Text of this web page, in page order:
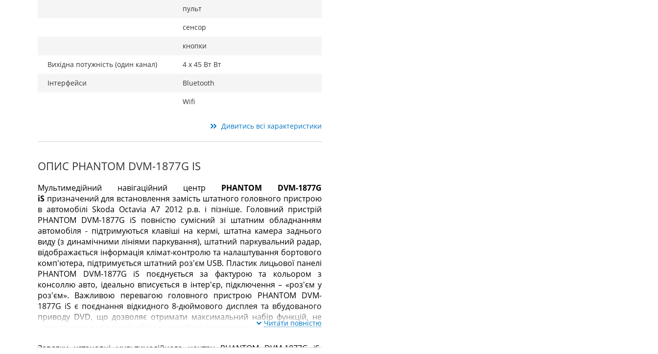
пульт
сенсор
кнопки
Вихідна потужність (один канал)
4 х 45 Вт Вт
Інтерфейси
Bluetooth
Wifi
Дивитись всі характеристики
ОПИС PHANTOM DVM-1877G IS
Мультимедійний навігаційний центр PHANTOM DVM-1877G
iS призначений для встановлення замість штатного головного пристрою
в автомобілі Skoda Octavia A7 2012 р.в. і пізніше. Головний пристрій
PHANTOM DVM-1877G iS повністю сумісний зі штатним обладнанням
автомобіля - підтримуються клавіші на кермі, штатна камера заднього
виду (з динамічними лініями паркування), штатний паркувальний радар,
відображається інформація клімат-контролю та налаштування бортового
комп'ютера, підтримується штатний роз'єм USB. Пластик лицьової панелі
PHANTOM DVM-1877G iS поєднується за фактурою та кольором з
консоллю авто, ідеально вписується в інтер'єр, підключення – «роз'єм у
роз'єм». Важливою перевагою головного пристрою PHANTOM DVM-
1877G iS є поєднання відкидного 8-дюймового дисплея та вбудованого
приводу DVD, що дозволяє отримати максимальний набір функцій, не
завантажуючи корисний об'єм автомобіля додатковими блоками.
Завдяки установці мультимедійного центру PHANTOM DVM-1877G iS,
Читати повністю